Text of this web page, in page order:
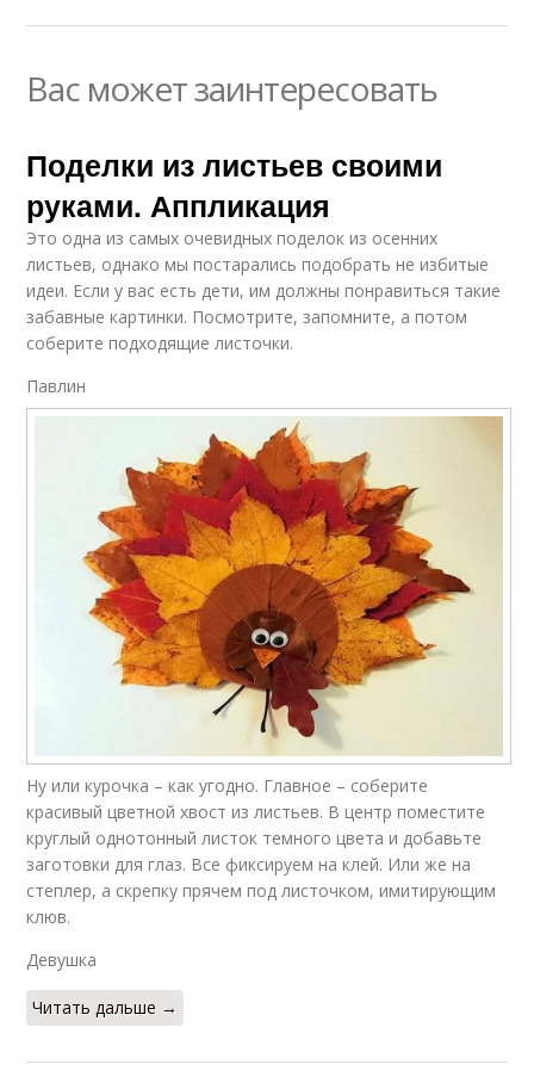
Вас может заинтересовать
Поделки из листьев своими
руками. Аппликация
Это одна из самых очевидных поделок из осенних
листьев, однако мы постарались подобрать не избитые
идеи. Если у вас есть дети, им должны понравиться такие
забавные картинки. Посмотрите, запомните, а потом
соберите подходящие листочки.
Павлин
Ну или курочка – как угодно. Главное – соберите
красивый цветной хвост из листьев. В центр поместите
круглый однотонный листок темного цвета и добавьте
заготовки для глаз. Все фиксируем на клей. Или же на
степлер, а скрепку прячем под листочком, имитирующим
клюв.
Девушка
Читать дальше →